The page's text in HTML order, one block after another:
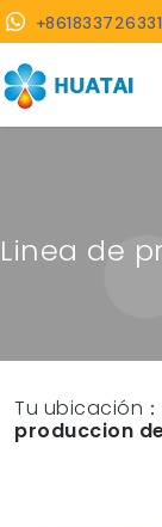
Linea de
Tu ubicación：
produccion